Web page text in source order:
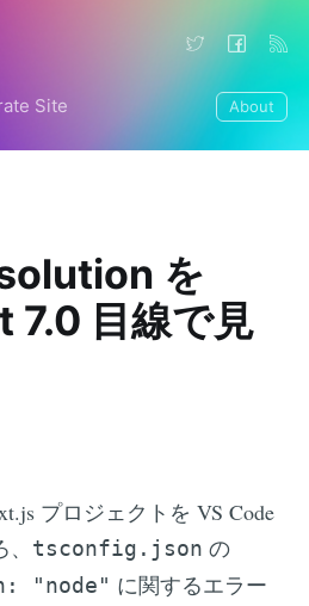
Site About
を
目線で見
プロジェクトを VS Code
tsconfig.json の
"node" に関するエラー